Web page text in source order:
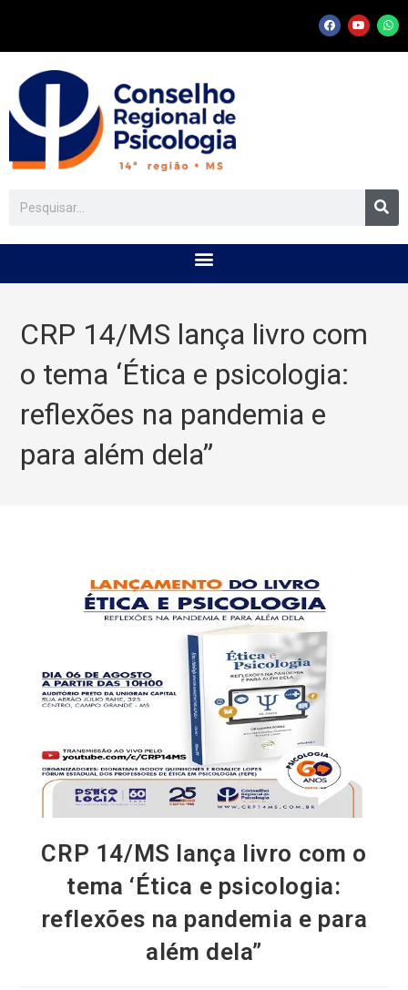
CRP 14/MS lança livro com
o tema ‘Ética e psicologia:
reflexões na pandemia e
para além dela”
CRP 14/MS lança livro com o
tema ‘Ética e psicologia:
reflexões na pandemia e para
além dela”